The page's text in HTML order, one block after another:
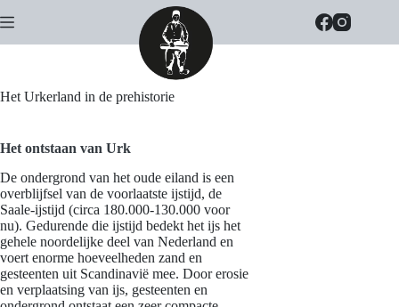
naar
Het Urkerland in de prehistorie
Het ontstaan van Urk
De ondergrond van het oude eiland is een
overblijfsel van de voorlaatste ijstijd, de
Saale-ijstijd (circa 180.000-130.000 voor
nu). Gedurende die ijstijd bedekt het ijs het
gehele noordelijke deel van Nederland en
voert enorme hoeveelheden zand en
gesteenten uit Scandinavië mee. Door erosie
en verplaatsing van ijs, gesteenten en